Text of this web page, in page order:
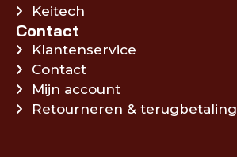
Keitech
Contact
Klantenservice
Contact
Mijn account
Retourneren & terugbetaling